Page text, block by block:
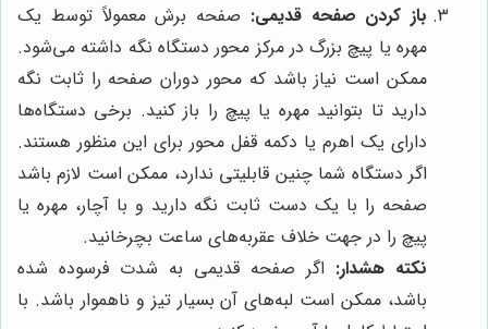
باز کردن صفحه قدیمی: صفحه برش معمولاً توسط یک
مهره یا پیچ بزرگ در مرکز محور دستگاه نگه داشته می‌شود.
ممکن است نیاز باشد که محور دوران صفحه را ثابت نگه
دارید تا بتوانید مهره یا پیچ را باز کنید. برخی دستگاه‌ها
دارای یک اهرم یا دکمه قفل محور برای این منظور هستند.
اگر دستگاه شما چنین قابلیتی ندارد، ممکن است لازم باشد
صفحه را با یک دست ثابت نگه دارید و با آچار، مهره یا
پیچ را در جهت خلاف عقربه‌های ساعت بچرخانید.
نکته هشدار: اگر صفحه قدیمی به شدت فرسوده شده
باشد، ممکن است لبه‌های آن بسیار تیز و ناهموار باشد. با